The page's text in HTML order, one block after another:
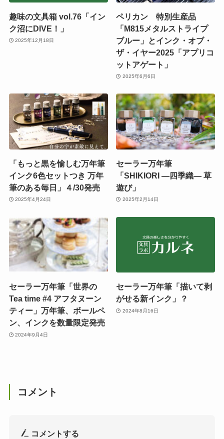
趣味の文具箱 vol.76「イン
ク沼にDIVE！」
2025年12月18日
ペリカン 特別生産品
「M815メタルストライプ
ブルー」とインク・オブ・
ザ・イヤー2025「アプリコ
ットアゲート」
2025年6月6日
「もっと黒を愉しむ万年筆
インク6色セットつき 万年
筆のある毎日」４/30発売
2025年4月24日
セーラー万年筆
「SHIKIORI ―四季織― 草
遊び」
2025年2月14日
セーラー万年筆「世界の
Tea time #4 アフタヌーン
ティー」万年筆、ボールペ
ン、インクを数量限定発売
2024年9月4日
セーラー万年筆「描いて剥
がせる新インク」？
2024年8月16日
コメント
コメントする